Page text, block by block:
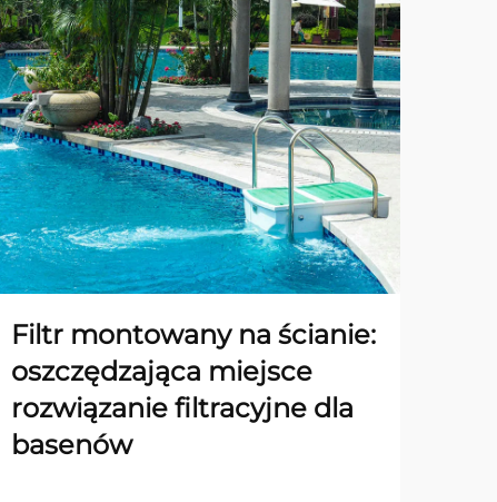
Filtr montowany na ścianie:
oszczędzająca miejsce
rozwiązanie filtracyjne dla
basenów